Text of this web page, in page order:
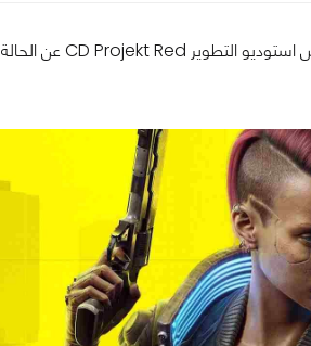
وفقًا لتقرير صادر عن TVN24، وهي منظمة إخبارية مقرها بولندا، تحدث آدم كيسينسكي رئيس استوديو التطوير CD Projekt Red عن الحالة